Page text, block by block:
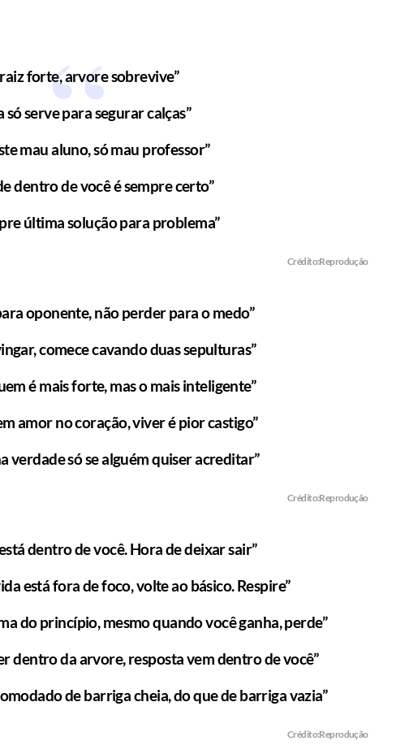
raiz forte, arvore sobrevive”
só serve para segurar calças”
mau aluno, só mau professor”
dentro de você é sempre certo”
última solução para problema”
Crédito:Reprodução
oponente, não perder para o medo”
comece cavando duas sepulturas”
é mais forte, mas o mais inteligente”
amor no coração, viver é pior castigo”
verdade só se alguém quiser acreditar”
Crédito:Reprodução
dentro de você. Hora de deixar sair”
está fora de foco, volte ao básico. Respire”
do princípio, mesmo quando você ganha, perde”
dentro da arvore, resposta vem dentro de você”
de barriga cheia, do que de barriga vazia”
Crédito:Reprodução